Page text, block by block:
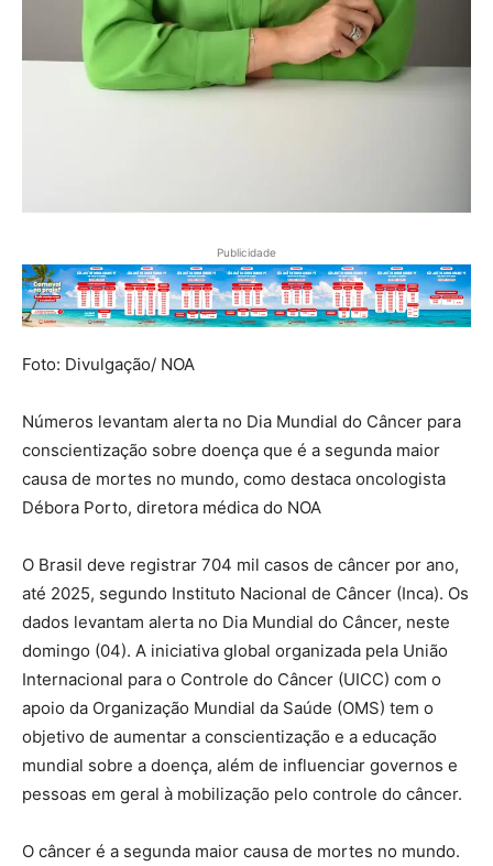
Publicidade
Foto: Divulgação/ NOA
Números levantam alerta no Dia Mundial do Câncer para
conscientização sobre doença que é a segunda maior
causa de mortes no mundo, como destaca oncologista
Débora Porto, diretora médica do NOA
O Brasil deve registrar 704 mil casos de câncer por ano,
até 2025, segundo Instituto Nacional de Câncer (Inca). Os
dados levantam alerta no Dia Mundial do Câncer, neste
domingo (04). A iniciativa global organizada pela União
Internacional para o Controle do Câncer (UICC) com o
apoio da Organização Mundial da Saúde (OMS) tem o
objetivo de aumentar a conscientização e a educação
mundial sobre a doença, além de influenciar governos e
pessoas em geral à mobilização pelo controle do câncer.
O câncer é a segunda maior causa de mortes no mundo.